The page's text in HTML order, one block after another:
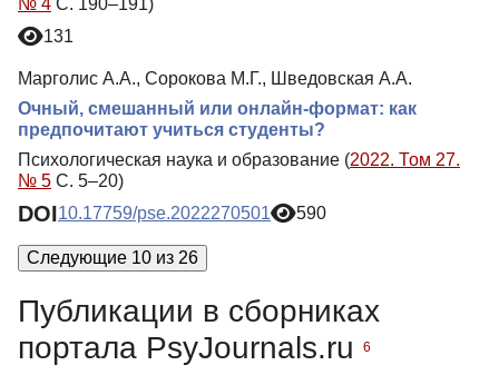
№ 4 С. 190–191)
131
Марголис А.А., Сорокова М.Г., Шведовская А.А.
Очный, смешанный или онлайн-формат: как
предпочитают учиться студенты?
Психологическая наука и образование (2022. Том 27.
№ 5 С. 5–20)
DOI10.17759/pse.2022270501 590
Следующие 10 из 26
Публикации в сборниках
портала PsyJournals.ru
6